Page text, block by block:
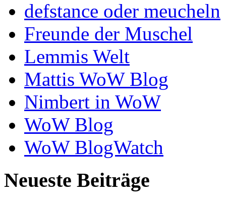
defstance oder meucheln
Freunde der Muschel
Lemmis Welt
Mattis WoW Blog
Nimbert in WoW
WoW Blog
WoW BlogWatch
Neueste Beiträge